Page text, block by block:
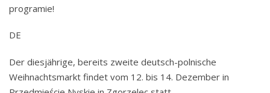
programie!
DE
Der diesjährige, bereits zweite deutsch-polnische
Weihnachtsmarkt findet vom 12. bis 14. Dezember in